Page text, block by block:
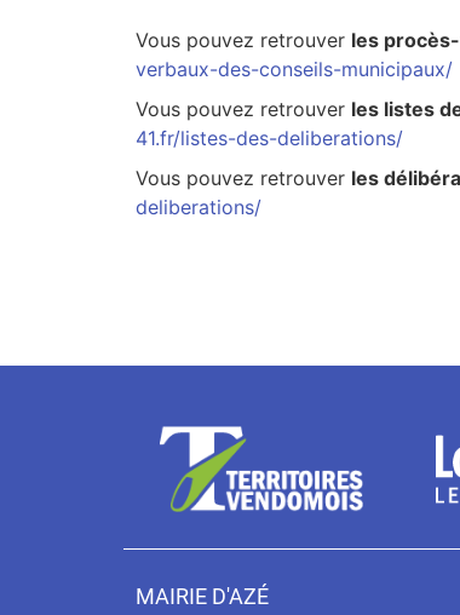
Vous pouvez retrouver les
verbaux-des-conseils-municipaux/
Vous pouvez retrouver les listes
41.fr/listes-des-deliberations/
Vous pouvez retrouver les
deliberations/
MAIRIE D'AZÉ